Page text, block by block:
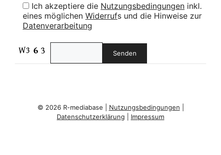
Ich akzeptiere die Nutzungsbedingungen inkl.
eines möglichen Widerrufs und die Hinweise zur
Datenverarbeitung
© 2026 R-mediabase | Nutzungsbedingungen
Datenschutzerklärung
Impressum